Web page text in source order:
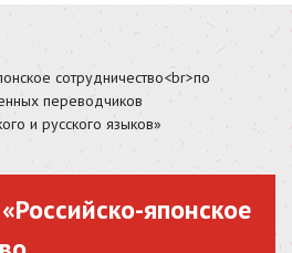
сотрудничество<br>по
переводчиков
и русского языков»
японское